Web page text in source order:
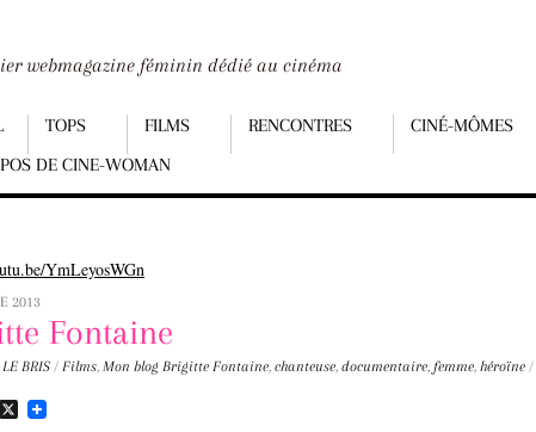
webmagazine féminin dédié au cinéma
TOPS FILMS RENCONTRES CINÉ-MÔMES
DE CINE-WOMAN
YmLeyosWGn
2013
Fontaine
BRIS / Films, Mon blog Brigitte Fontaine, chanteuse, documentaire, femme, héroïne /
L
X